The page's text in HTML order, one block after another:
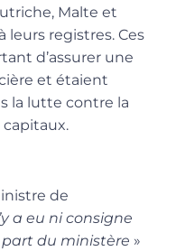
Malte et
leurs registres. Ces
d’assurer une
et étaient
la lutte contre la
de
a eu ni consigne
du ministère »